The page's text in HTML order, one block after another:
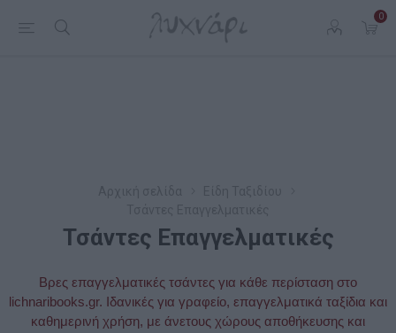
0
Τσάντες Επαγγελματικές
Βρες επαγγελματικές τσάντες για κάθε περίσταση στο
lichnaribooks.gr. Ιδανικές για γραφείο, επαγγελματικά ταξίδια και
καθημερινή χρήση, με άνετους χώρους αποθήκευσης και